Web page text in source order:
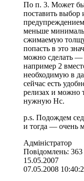
По п. 3. Может
поставить
меньше
сжимаемую
попасть в это
можно сделать —
например 2
необходимую в
сейчас есть
релизах и можно
нужную Нс.
p.s. Подождем
и тогда — очень
Адміністратор
Повідомлень: 363
15.05.2007
07.05.2008